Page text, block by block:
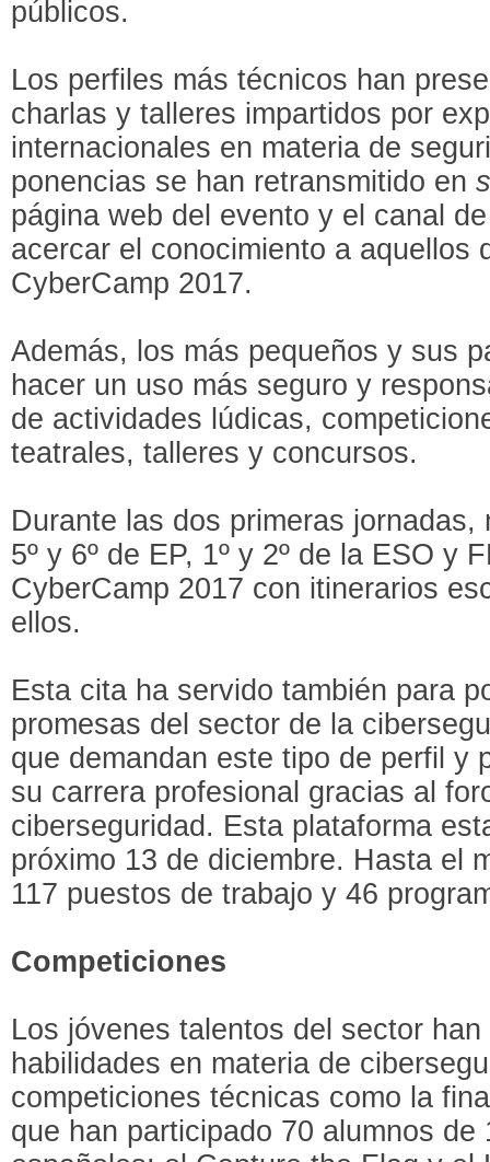
públicos.
Los perfiles más técnicos han
charlas y talleres impartidos por
internacionales en materia de
ponencias se han retransmitido en
página web del evento y el canal
acercar el conocimiento a aquellos
CyberCamp 2017.
Además, los más pequeños y sus
hacer un uso más seguro y
de actividades lúdicas,
teatrales, talleres y concursos.
Durante las dos primeras
5º y 6º de EP, 1º y 2º de la ESO y
CyberCamp 2017 con itinerarios
ellos.
Esta cita ha servido también para
promesas del sector de la
que demandan este tipo de perfil y
su carrera profesional gracias al
ciberseguridad. Esta plataforma
próximo 13 de diciembre. Hasta el
117 puestos de trabajo y 46
Competiciones
Los jóvenes talentos del sector
habilidades en materia de
competiciones técnicas como la
que han participado 70 alumnos